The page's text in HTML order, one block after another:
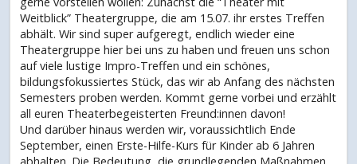
Weitblick” Theatergruppe, die am 15.07. ihr erstes Treffen
abhält. Wir sind super aufgeregt, endlich wieder eine
Theatergruppe hier bei uns zu haben und freuen uns schon
auf viele lustige Impro-Treffen und ein schönes,
bildungsfokussiertes Stück, das wir ab Anfang des nächsten
Semesters proben werden. Kommt gerne vorbei und erzählt
all euren Theaterbegeisterten Freund:innen davon!
Und darüber hinaus werden wir, voraussichtlich Ende
September, einen Erste-Hilfe-Kurs für Kinder ab 6 Jahren